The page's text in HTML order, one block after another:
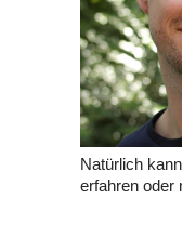
Natürlich
erfahren oder